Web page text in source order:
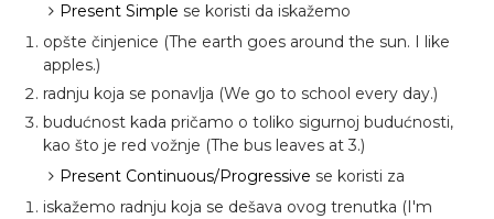
Present Simple se koristi da iskažemo
opšte činjenice (The earth goes around the sun. I like
apples.)
radnju koja se ponavlja (We go to school every day.)
budućnost kada pričamo o toliko sigurnoj budućnosti,
kao što je red vožnje (The bus leaves at 3.)
Present Continuous/Progressive se koristi za
iskažemo radnju koja se dešava ovog trenutka (I'm